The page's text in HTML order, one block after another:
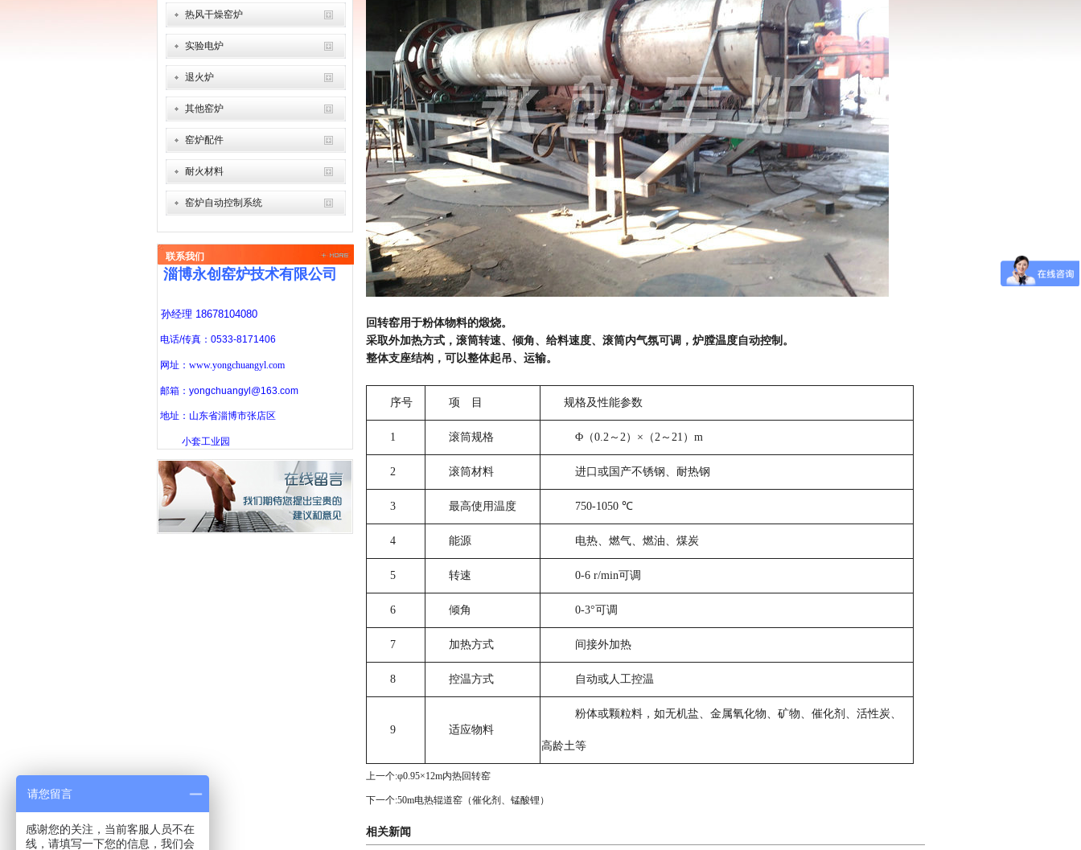
热风干燥窑炉
实验电炉
退火炉
其他窑炉
窑炉配件
耐火材料
窑炉自动控制系统
联系我们
淄博永创窑炉技术有限公司
孙经理 18678104080
电话/传真：0533-8171406
网址：www.yongchuangyl.com
邮箱：yongchuangyl@163.com
地址：山东省淄博市张店区
小套工业园
回转窑用于粉体物料的煅烧。
采取外加热方式，滚筒转速、倾角、给料速度、滚筒内气氛可调，炉膛温度自动控制。
整体支座结构，可以整体起吊、运输。
序号 项 目 规格及性能参数
1 滚筒规格 Φ（0.2～2）×（2～21）m
2 滚筒材料 进口或国产不锈钢、耐热钢
3 最高使用温度 750-1050 ℃
4 能源 电热、燃气、燃油、煤炭
5 转速 0-6 r/min可调
6 倾角 0-3°可调
7 加热方式 间接外加热
8 控温方式 自动或人工控温
9 适应物料
粉体或颗粒料，如无机盐、金属氧化物、矿物、催化剂、活性炭、
高龄土等
上一个:φ0.95×12m内热回转窑
下一个:50m电热辊道窑（催化剂、锰酸锂）
相关新闻
请您留言
感谢您的关注，当前客服人员不在
线，请填写一下您的信息，我们会